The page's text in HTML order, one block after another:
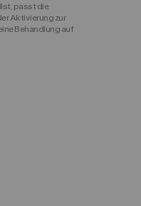
passt die
Aktivierung zur
Behandlung auf